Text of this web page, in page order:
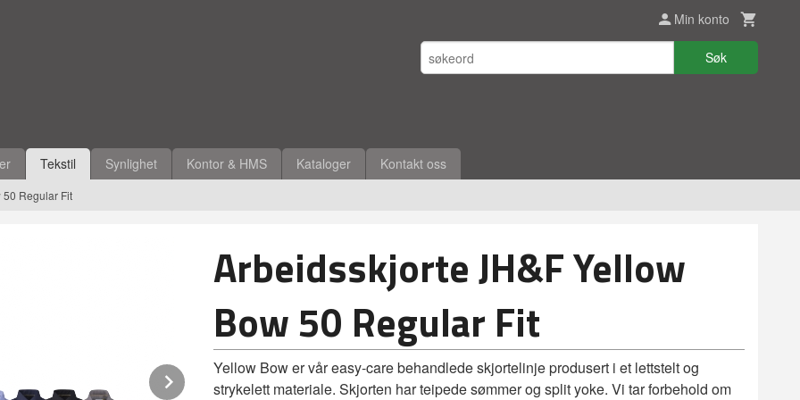
Min konto
Søk
Tekstil Synlighet Kontor & HMS Kataloger Kontakt oss
50 Regular Fit
Next
Arbeidsskjorte JH&F Yellow
Bow 50 Regular Fit
Yellow Bow er vår easy-care behandlede skjortelinje produsert i et lettstelt og
strykelett materiale. Skjorten har teipede sømmer og split yoke. Vi tar forbehold om